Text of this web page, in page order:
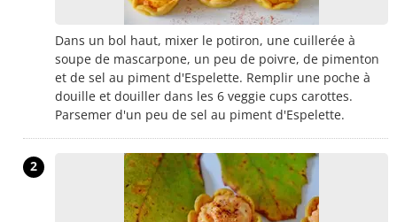
Dans un bol haut, mixer le potiron, une cuillerée à
soupe de mascarpone, un peu de poivre, de pimenton
et de sel au piment d'Espelette. Remplir une poche à
douille et douiller dans les 6 veggie cups carottes.
Parsemer d'un peu de sel au piment d'Espelette.
2